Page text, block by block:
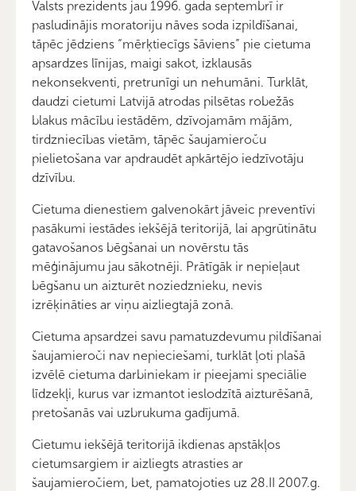
Valsts prezidents jau 1996. gada septembrī ir
pasludinājis moratoriju nāves soda izpildīšanai,
tāpēc jēdziens “mērķtiecīgs šāviens” pie cietuma
apsardzes līnijas, maigi sakot, izklausās
nekonsekventi, pretrunīgi un nehumāni. Turklāt,
daudzi cietumi Latvijā atrodas pilsētas robežās
blakus mācību iestādēm, dzīvojamām mājām,
tirdzniecības vietām, tāpēc šaujamieroču
pielietošana var apdraudēt apkārtējo iedzīvotāju
dzīvību.
Cietuma dienestiem galvenokārt jāveic preventīvi
pasākumi iestādes iekšējā teritorijā, lai apgrūtinātu
gatavošanos bēgšanai un novērstu tās
mēģinājumu jau sākotnēji. Prātīgāk ir nepieļaut
bēgšanu un aizturēt noziedznieku, nevis
izrēķināties ar viņu aizliegtajā zonā.
Cietuma apsardzei savu pamatuzdevumu pildīšanai
šaujamieroči nav nepieciešami, turklāt ļoti plašā
izvēlē cietuma darbiniekam ir pieejami speciālie
līdzekļi, kurus var izmantot ieslodzītā aizturēšanā,
pretošanās vai uzbrukuma gadījumā.
Cietumu iekšējā teritorijā ikdienas apstākļos
cietumsargiem ir aizliegts atrasties ar
šaujamieročiem, bet, pamatojoties uz 28.II 2007.g.